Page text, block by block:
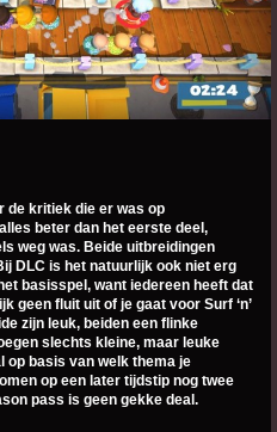
de kritiek die er was op
beter dan het eerste deel,
weg was. Beide uitbreidingen
DLC is het natuurlijk ook niet erg
basisspel, want iedereen heeft dat
geen fluit uit of je gaat voor Surf ‘n’
zijn leuk, beiden een flinke
slechts kleine, maar leuke
op basis van welk thema je
op een later tijdstip nog twee
pass is geen gekke deal.